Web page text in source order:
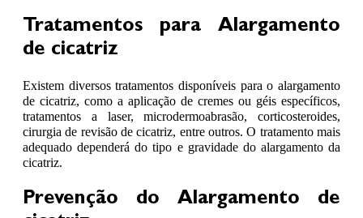
Tratamentos para Alargamento
de cicatriz
Existem diversos tratamentos disponíveis para o alargamento
de cicatriz, como a aplicação de cremes ou géis específicos,
tratamentos a laser, microdermoabrasão, corticosteroides,
cirurgia de revisão de cicatriz, entre outros. O tratamento mais
adequado dependerá do tipo e gravidade do alargamento da
cicatriz.
Prevenção do Alargamento de